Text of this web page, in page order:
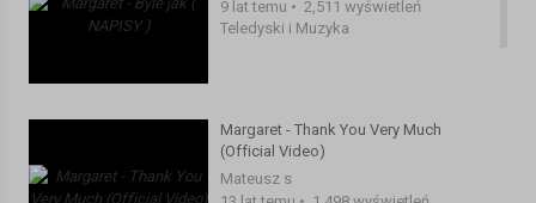
9 lat temu • 2,511 wyświetleń
Teledyski i Muzyka
Margaret - Thank You Very Much
(Official Video)
Mateusz s